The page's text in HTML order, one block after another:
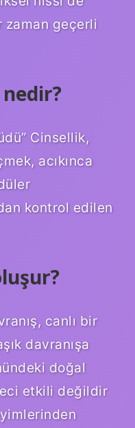
zaman geçerli
Cinsellik,
acıkınca
kontrol edilen
canlı bir
davranışa
doğal
etkili değildir